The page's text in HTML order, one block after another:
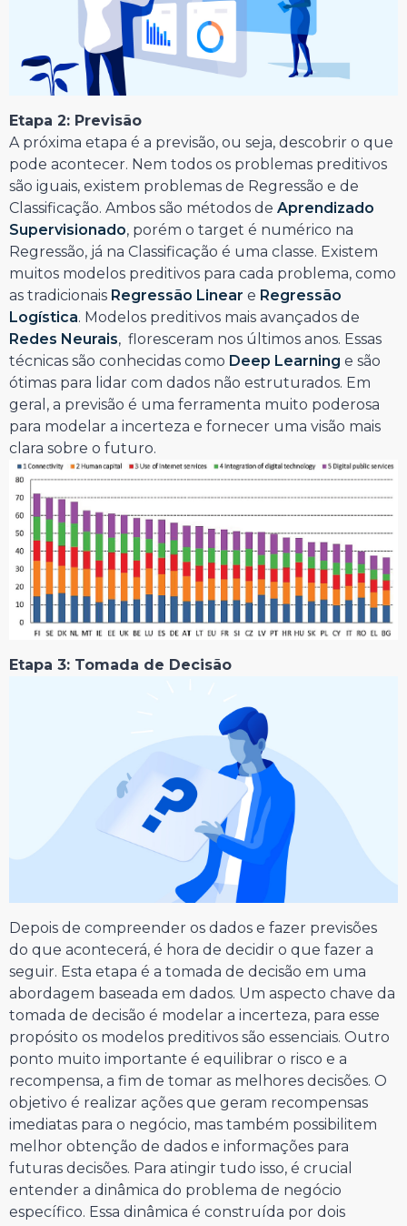
Etapa 2: Previsão
A próxima etapa é a previsão, ou seja, descobrir o que
pode acontecer. Nem todos os problemas preditivos
são iguais, existem problemas de Regressão e de
Classificação. Ambos são métodos de Aprendizado
Supervisionado, porém o target é numérico na
Regressão, já na Classificação é uma classe. Existem
muitos modelos preditivos para cada problema, como
as tradicionais Regressão Linear e Regressão
Logística. Modelos preditivos mais avançados de
Redes Neurais, floresceram nos últimos anos. Essas
técnicas são conhecidas como Deep Learning e são
ótimas para lidar com dados não estruturados. Em
geral, a previsão é uma ferramenta muito poderosa
para modelar a incerteza e fornecer uma visão mais
clara sobre o futuro.
Etapa 3: Tomada de Decisão
Depois de compreender os dados e fazer previsões
do que acontecerá, é hora de decidir o que fazer a
seguir. Esta etapa é a tomada de decisão em uma
abordagem baseada em dados. Um aspecto chave da
tomada de decisão é modelar a incerteza, para esse
propósito os modelos preditivos são essenciais. Outro
ponto muito importante é equilibrar o risco e a
recompensa, a fim de tomar as melhores decisões. O
objetivo é realizar ações que geram recompensas
imediatas para o negócio, mas também possibilitem
melhor obtenção de dados e informações para
futuras decisões. Para atingir tudo isso, é crucial
entender a dinâmica do problema de negócio
específico. Essa dinâmica é construída por dois